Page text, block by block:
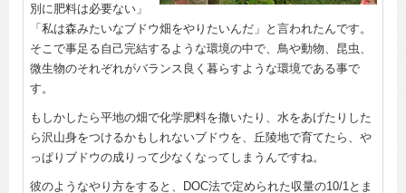
別に肥料は必要ない」
「私は森みたいなブドウ畑をやりたいんだ」と言われたんです。
そこで事足る自己完結するような環境の中で、鳥や動物、昆虫、
微生物のそれぞれがバランス良く暮らすような環境である事で
す。
もしかしたら平地の畑で化学肥料を撒いたり、水をあげたりした
ら沢山身をつけるかもしれないブドウを、丘陵地で育てたら、や
っぱりブドウの成りって少なくなってしまうんですね。
彼のようなやり方をすると、DOC法で定められた収量の10/1とま